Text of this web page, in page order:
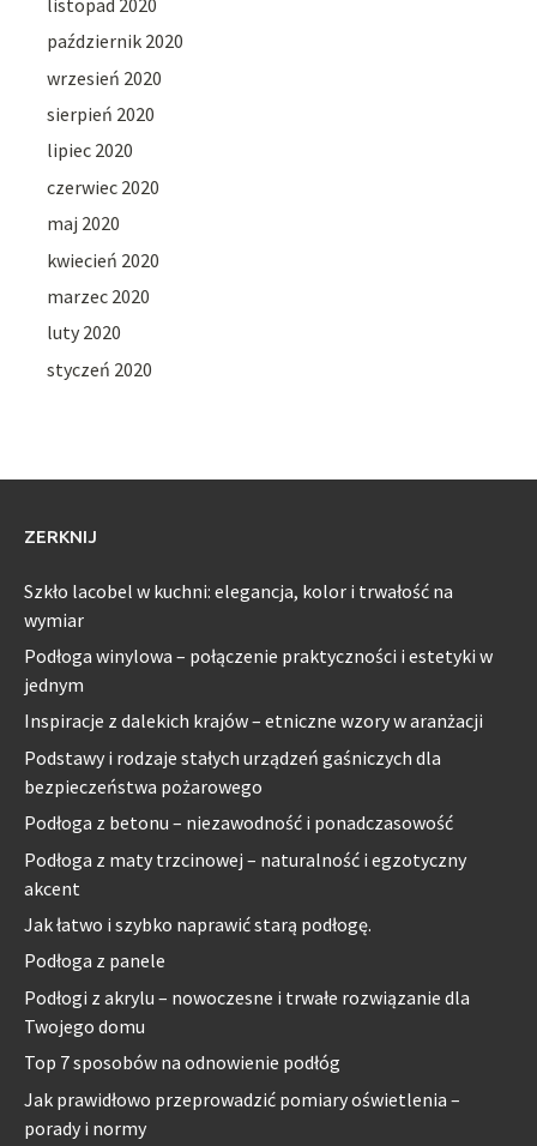
październik 2020
wrzesień 2020
sierpień 2020
lipiec 2020
czerwiec 2020
maj 2020
kwiecień 2020
marzec 2020
luty 2020
styczeń 2020
ZERKNIJ
Szkło lacobel w kuchni: elegancja, kolor i trwałość na
wymiar
Podłoga winylowa – połączenie praktyczności i estetyki w
jednym
Inspiracje z dalekich krajów – etniczne wzory w aranżacji
Podstawy i rodzaje stałych urządzeń gaśniczych dla
bezpieczeństwa pożarowego
Podłoga z betonu – niezawodność i ponadczasowość
Podłoga z maty trzcinowej – naturalność i egzotyczny
akcent
Jak łatwo i szybko naprawić starą podłogę.
Podłoga z panele
Podłogi z akrylu – nowoczesne i trwałe rozwiązanie dla
Twojego domu
Top 7 sposobów na odnowienie podłóg
Jak prawidłowo przeprowadzić pomiary oświetlenia –
porady i normy